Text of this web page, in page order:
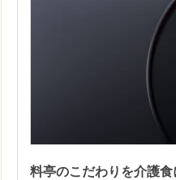
料亭のこだわりを介護